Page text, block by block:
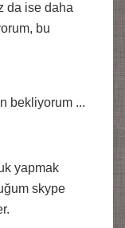
da ise daha
bu
bekliyorum ...
yapmak
skype